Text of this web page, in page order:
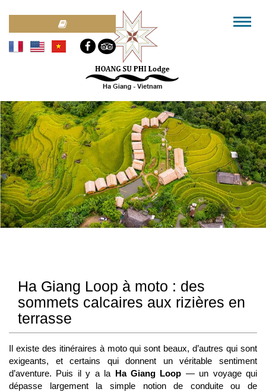
Ha Giang Loop à moto : des
sommets calcaires aux rizières en
terrasse
Il existe des itinéraires à moto qui sont beaux, d’autres qui sont
exigeants, et certains qui donnent un véritable sentiment
d’aventure. Puis il y a la Ha Giang Loop — un voyage qui
dépasse largement la simple notion de conduite ou de